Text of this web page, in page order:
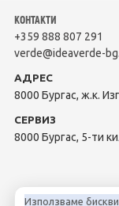
Използваме
КОНТАКТИ
+359 888 807 291
verde@ideaverde-
АДРЕС
8000 Бургас, ж.к.
СЕРВИЗ
8000 Бургас, 5-ти